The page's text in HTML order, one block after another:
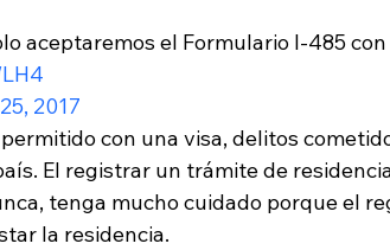
aceptaremos el Formulario I-485
2017
con una visa, delitos
El registrar un trámite de
tenga mucho cuidado porque el
la residencia.